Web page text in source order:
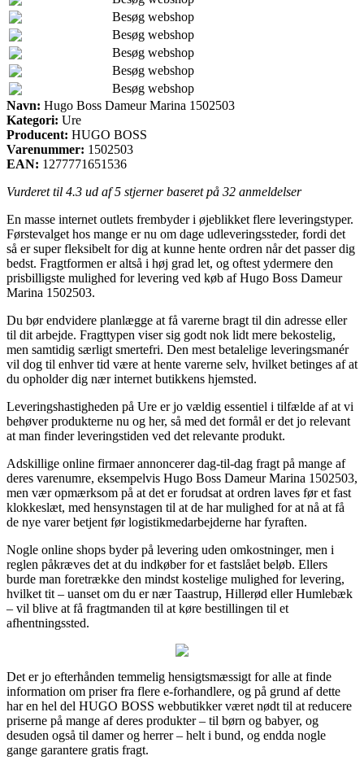
Besøg webshop
Besøg webshop
Besøg webshop
Besøg webshop
Besøg webshop
Navn: Hugo Boss Dameur Marina 1502503
Kategori: Ure
Producent: HUGO BOSS
Varenummer: 1502503
EAN: 1277771651536
Vurderet til 4.3 ud af 5 stjerner baseret på 32 anmeldelser
En masse internet outlets frembyder i øjeblikket flere leveringstyper.
Førstevalget hos mange er nu om dage udleveringssteder, fordi det
så er super fleksibelt for dig at kunne hente ordren når det passer dig
bedst. Fragtformen er altså i høj grad let, og oftest ydermere den
prisbilligste mulighed for levering ved køb af Hugo Boss Dameur
Marina 1502503.
Du bør endvidere planlægge at få varerne bragt til din adresse eller
til dit arbejde. Fragttypen viser sig godt nok lidt mere bekostelig,
men samtidig særligt smertefri. Den mest betalelige leveringsmanér
vil dog til enhver tid være at hente varerne selv, hvilket betinges af at
du opholder dig nær internet butikkens hjemsted.
Leveringshastigheden på Ure er jo vældig essentiel i tilfælde af at vi
behøver produkterne nu og her, så med det formål er det jo relevant
at man finder leveringstiden ved det relevante produkt.
Adskillige online firmaer annoncerer dag-til-dag fragt på mange af
deres varenumre, eksempelvis Hugo Boss Dameur Marina 1502503,
men vær opmærksom på at det er forudsat at ordren laves før et fast
klokkeslæt, med hensynstagen til at de har mulighed for at nå at få
de nye varer betjent før logistikmedarbejderne har fyraften.
Nogle online shops byder på levering uden omkostninger, men i
reglen påkræves det at du indkøber for et fastslået beløb. Ellers
burde man foretrække den mindst kostelige mulighed for levering,
hvilket tit – uanset om du er nær Taastrup, Hillerød eller Humlebæk
– vil blive at få fragtmanden til at køre bestillingen til et
afhentningssted.
Det er jo efterhånden temmelig hensigtsmæssigt for alle at finde
information om priser fra flere e-forhandlere, og på grund af dette
har en hel del HUGO BOSS webbutikker været nødt til at reducere
priserne på mange af deres produkter – til børn og babyer, og
desuden også til damer og herrer – helt i bund, og endda nogle
gange garantere gratis fragt.